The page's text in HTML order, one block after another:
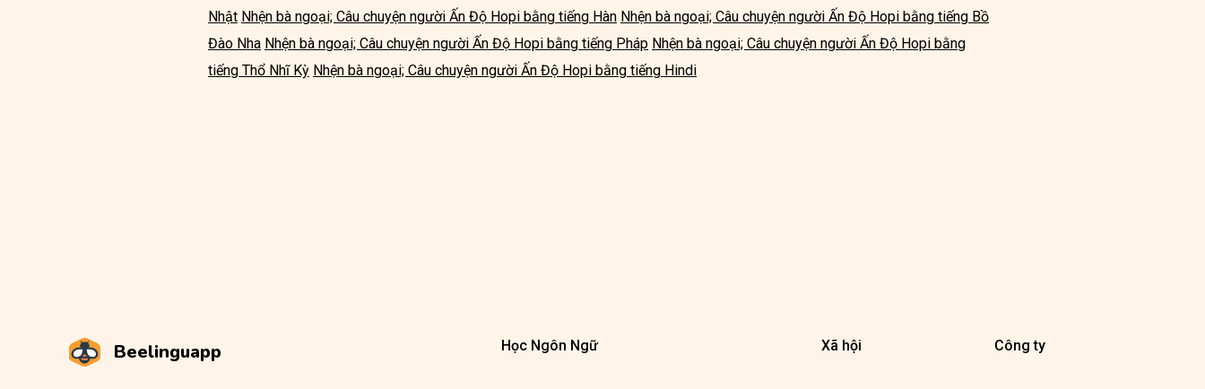
Nhật Nhện bà ngoại; Câu chuyện người Ấn Độ Hopi bằng tiếng Hàn Nhện bà ngoại; Câu chuyện người Ấn Độ Hopi bằng tiếng Bồ
Đào Nha Nhện bà ngoại; Câu chuyện người Ấn Độ Hopi bằng tiếng Pháp Nhện bà ngoại; Câu chuyện người Ấn Độ Hopi bằng
tiếng Thổ Nhĩ Kỳ Nhện bà ngoại; Câu chuyện người Ấn Độ Hopi bằng tiếng Hindi
Beelinguapp Học Ngôn Ngữ Xã hội Công ty